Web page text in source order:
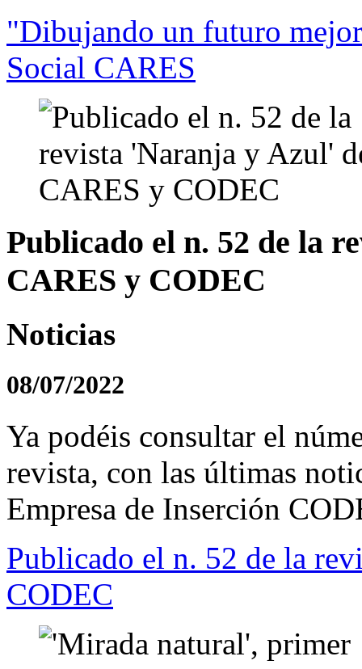
"Dibujando un futuro
Social CARES
Publicado el n. 52 de la
CARES y CODEC
Noticias
08/07/2022
Ya podéis consultar el
revista, con las últimas
Empresa de Inserción
Publicado el n. 52 de la
CODEC